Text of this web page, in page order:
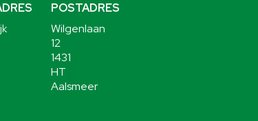
POSTADRES
Wilgenlaan
12
1431
HT
Aalsmeer